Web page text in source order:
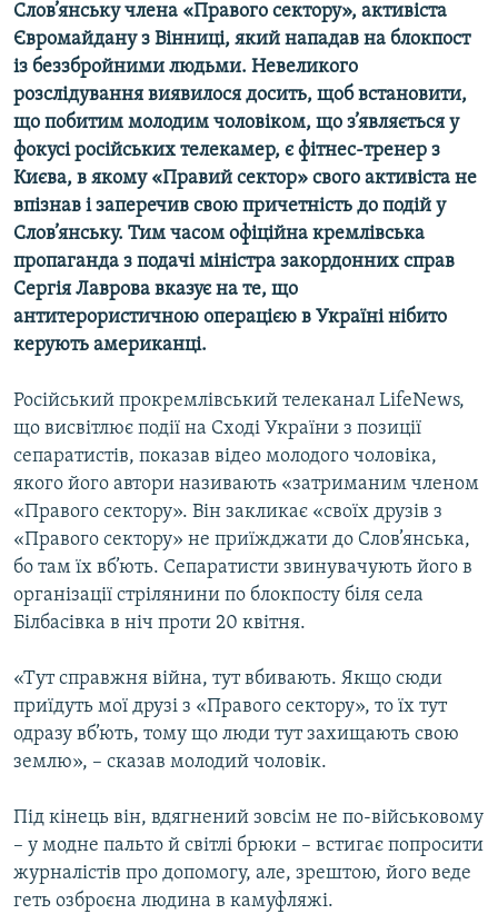
Усі сайти RFE/RL
Слов’янську члена «Правого сектору», активіста
Євромайдану з Вінниці, який нападав на блокпост
із беззбройними людьми. Невеликого
розслідування виявилося досить, щоб встановити,
що побитим молодим чоловіком, що з’являється у
фокусі російських телекамер, є фітнес-тренер з
Києва, в якому «Правий сектор» свого активіста не
впізнав і заперечив свою причетність до подій у
Слов’янську. Тим часом офіційна кремлівська
пропаганда з подачі міністра закордонних справ
Сергія Лаврова вказує на те, що
антитерористичною операцією в Україні нібито
керують американці.
Російський прокремлівський телеканал LifeNews,
що висвітлює події на Сході України з позиції
сепаратистів, показав відео молодого чоловіка,
якого його автори називають «затриманим членом
«Правого сектору». Він закликає «своїх друзів з
«Правого сектору» не приїжджати до Слов’янська,
бо там їх вб’ють. Сепаратисти звинувачують його в
організації стрілянини по блокпосту біля села
Білбасівка в ніч проти 20 квітня.
«Тут справжня війна, тут вбивають. Якщо сюди
приїдуть мої друзі з «Правого сектору», то їх тут
одразу вб’ють, тому що люди тут захищають свою
землю», – сказав молодий чоловік.
Під кінець він, вдягнений зовсім не по-військовому
– у модне пальто й світлі брюки – встигає попросити
журналістів про допомогу, але, зрештою, його веде
геть озброєна людина в камуфляжі.